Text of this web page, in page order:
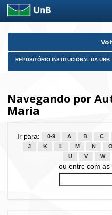
Skip
REPOSITÓRIO INSTITUCIONAL DA UNB
Navegando por
Maria
Ir para: 0-9 A B C
J
K L M N O
U
V W
ou entre com as